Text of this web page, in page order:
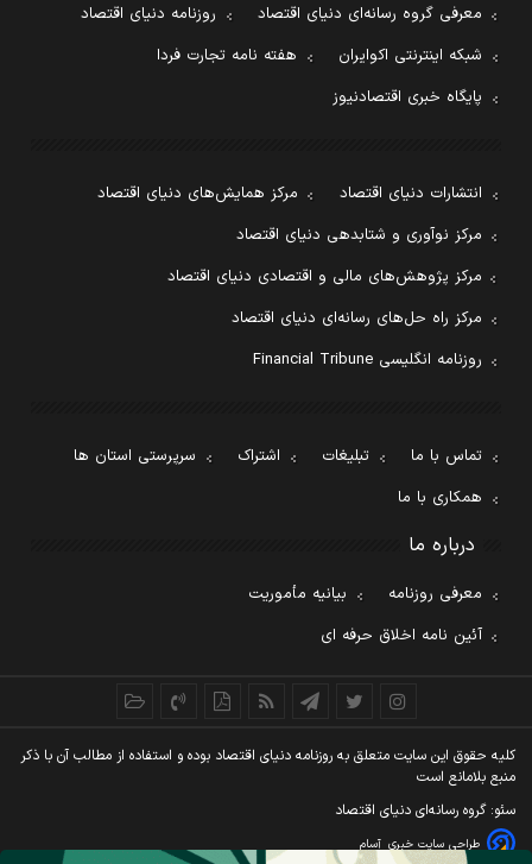
معرفی گروه رسانه‌ای دنیای اقتصاد
روزنامه دنیای اقتصاد
شبکه اینترنتی اکوایران
هفته نامه تجارت فردا
پایگاه خبری اقتصادنیوز
انتشارات دنیای اقتصاد
مرکز همایش‌های دنیای اقتصاد
مرکز نوآوری و شتابدهی دنیای اقتصاد
مرکز پژوهش‌های مالی و اقتصادی دنیای اقتصاد
مرکز راه حل‌های رسانه‌ای دنیای اقتصاد
روزنامه انگلیسی Financial Tribune
تماس با ما تبلیغات اشتراک
سرپرستی استان ها
همکاری با ما
درباره ما
معرفی روزنامه
بیانیه مأموریت
آئین نامه اخلاق حرفه ای
کليه حقوق اين سايت متعلق به روزنامه دنيای اقتصاد بوده و استفاده از مطالب آن با ذکر
منبع بلامانع است
سئو: گروه رسانه‌ای دنیای اقتصاد
طراحی سایت خبری آسام